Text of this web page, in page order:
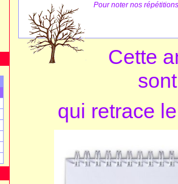
Pour noter nos
Cette
qui retrace